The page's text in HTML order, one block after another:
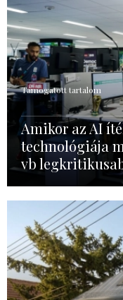
Támogatott tartalom
Amikor az AI
technológiája
vb